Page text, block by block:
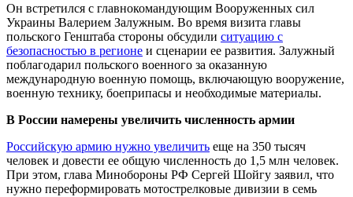
Он встретился с главнокомандующим Вооруженных сил
Украины Валерием Залужным. Во время визита главы
польского Генштаба стороны обсудили ситуацию с
безопасностью в регионе и сценарии ее развития. Залужный
поблагодарил польского военного за оказанную
международную военную помощь, включающую вооружение,
военную технику, боеприпасы и необходимые материалы.
В России намерены увеличить численность армии
Российскую армию нужно увеличить еще на 350 тысяч
человек и довести ее общую численность до 1,5 млн человек.
При этом, глава Минобороны РФ Сергей Шойгу заявил, что
нужно переформировать мотострелковые дивизии в семь